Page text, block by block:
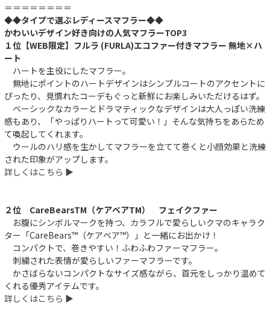
＝＝＝＝＝＝＝＝
◆◆タイプで選ぶレディースマフラー◆◆
かわいいデザイン好き向けの人気マフラーTOP3
１位【WEB限定】フルラ (FURLA)エコファー付きマフラー 無地×ハ
ート
ハートを主役にしたマフラー。
無地にポイントのハートデザインはシンプルコートのアクセントに
ぴったり、見慣れたコーデもぐっと新鮮にお楽しみいただけるはず。
ベーシックなカラーとドラマティックなデザインは大人っぽい洗練
感もあり、「やっぱりハートって可愛い！」そんな気持ちをあらため
て喚起してくれます。
ウールのハリ感を生かしてマフラーを立てて巻くと小顔効果と洗練
された印象がアップします。
詳しくはこちら ▶︎
２位 CareBearsTM（ケアベアTM） フェイクファー
お腹にシンボルマークを持つ、カラフルで愛らしいクマのキャラク
ター「CareBears™（ケアベア™）」と一緒にお出かけ！
コンパクトで、巻きやすい！ふわふわファーマフラー。
刺繍された表情が愛らしいファーマフラーです。
かさばらないコンパクトなサイズ感ながら、首元をしっかり温めて
くれる優秀アイテムです。
詳しくはこちら ▶︎